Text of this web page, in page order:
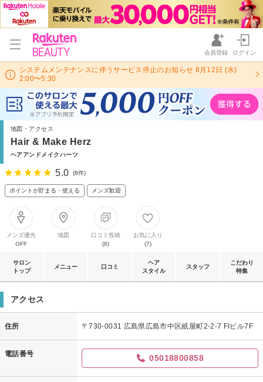
会員登録 ログイン
システムメンテナンスに伴うサービス停止のお知らせ 8月12日 (水)
2:00〜5:30
地図・アクセス
Hair & Make Herz
ヘアアンドメイクハーツ
5.0 (8件)
ポイントが貯まる・使える メンズ歓迎
メンズ優先
OFF
地図
口コミ投稿
(8)
お気に入り
(7)
サロン
トップ
メニュー 口コミ
ヘア
スタイル
スタッフ
こだわり
特集
アクセス
住所 〒730-0031 広島県広島市中区紙屋町2-2-7 FIビル7F
電話番号 05018800858